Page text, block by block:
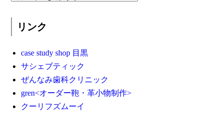
リンク
case study shop 目黒
サシェブティック
ぜんなみ歯科クリニック
gren<オーダー鞄・革小物制作>
クーリフズムーイ